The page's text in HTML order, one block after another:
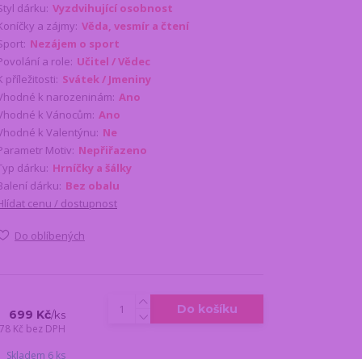
dárku: Vyzdvihující osobnost
a zájmy: Věda, vesmír a čtení
Nezájem o sport
a role: Učitel / Vědec
příležitosti: Svátek / Jmeniny
k narozeninám: Ano
k Vánocům: Ano
k Valentýnu: Ne
Motiv: Nepřiřazeno
dárku: Hrníčky a šálky
dárku: Bez obalu
cenu / dostupnost
Do oblíbených
699 Kč/ks
Kč bez DPH
Skladem 6 ks
Do košíku